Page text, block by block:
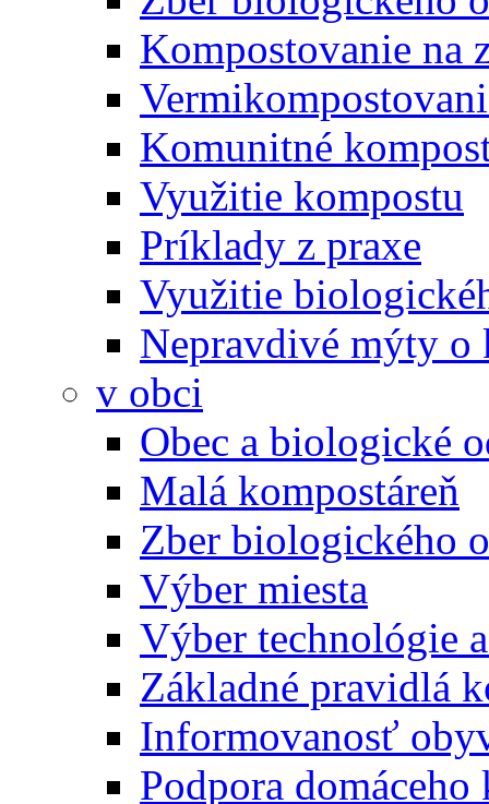
Kompostovanie na
Komunitné
Využitie kompostu
Príklady z praxe
Využitie
Nepravdivé mýty o
v obci
Obec a biologické
Malá kompostáreň
Zber biologického
Výber miesta
Výber technológie
Základné pravidlá
Informovanosť
Podpora